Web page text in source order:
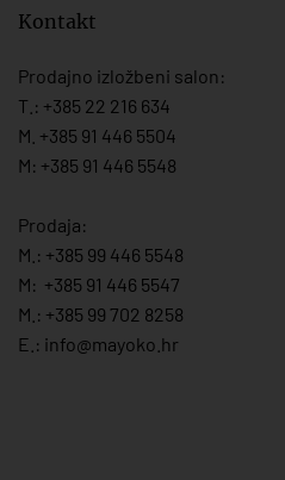
Kontakt
Prodajno izložbeni salon:
T.: +385 22 216 634
M. +385 91 446 5504
M: +385 91 446 5548
Prodaja:
M.: +385 99 446 5548
M: +385 91 446 5547
M.: +385 99 702 8258
E.: info@mayoko. hr